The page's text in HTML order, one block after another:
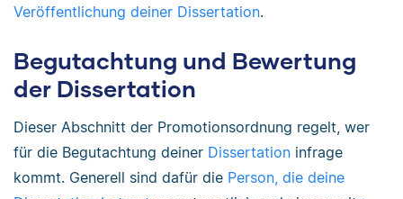
Veröffentlichung deiner Dissertation.
Begutachtung und Bewertung
der Dissertation
Dieser Abschnitt der Promotionsordnung regelt, wer
für die Begutachtung deiner Dissertation infrage
kommt. Generell sind dafür die Person, die deine